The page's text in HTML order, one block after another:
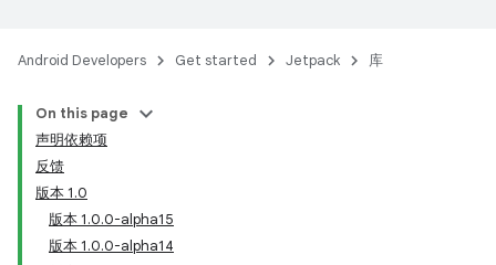
Android Developers Get started Jetpack 库
On this page
声明依赖项
反馈
版本 1.0
版本 1.0.0-alpha15
版本 1.0.0-alpha14